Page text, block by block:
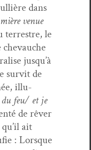
dans
venue
ter­restre, le
jusqu’à
survit de
illu­
du feu/ et je
de rêver
ait
: Lorsque